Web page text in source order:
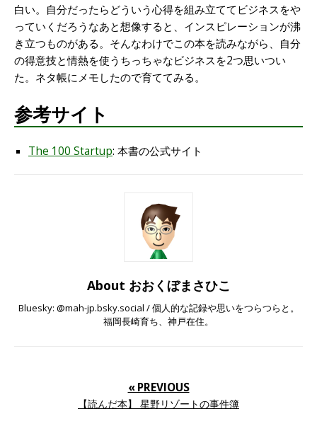
白い。自分だったらどういう心得を組み立ててビジネスをや
っていくだろうなあと想像すると、インスピレーションが沸
き立つものがある。そんなわけでこの本を読みながら、自分
の得意技と情熱を使うちっちゃなビジネスを2つ思いつい
た。ネタ帳にメモしたので育ててみる。
参考サイト
The 100 Startup: 本書の公式サイト
About おおくぼまさひこ
Bluesky: @mah-jp.bsky.social / 個人的な記録や思いをつらつらと。
福岡長崎育ち、神戸在住。
« PREVIOUS
【読んだ本】 星野リゾートの事件簿